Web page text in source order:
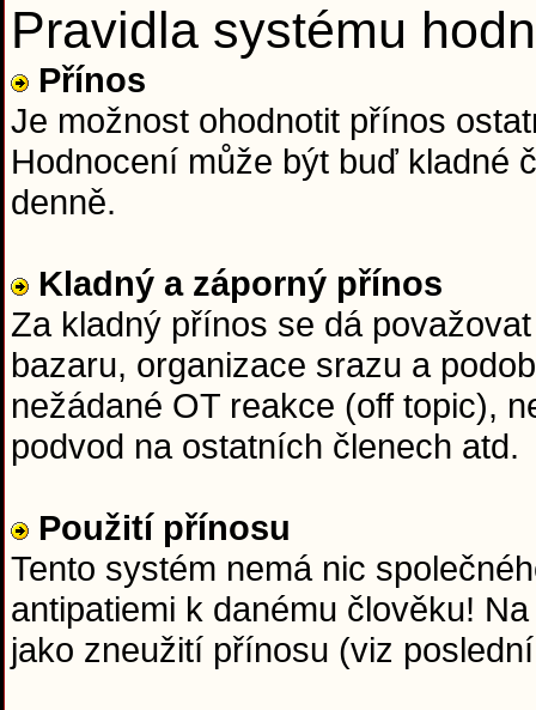
Pravidla systému
Přínos
Je možnost ohodnotit přínos
Hodnocení může být buď kladné
denně.
Kladný a záporný přínos
Za kladný přínos se dá
bazaru, organizace srazu a
nežádané OT reakce (off topic),
podvod na ostatních členech atd.
Použití přínosu
Tento systém nemá nic
antipatiemi k danému člověku!
jako zneužití přínosu (viz